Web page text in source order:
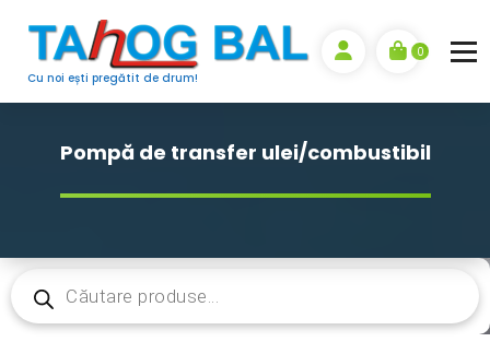
conținut
Cu noi ești pregătit de drum!
0
Pompă de transfer ulei/combustibil
Products
search